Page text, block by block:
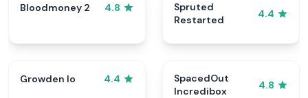
Bloodmoney 2 4.8
Spruted
Restarted
4.4
Growden Io 4.4
SpacedOut
Incredibox
4.8